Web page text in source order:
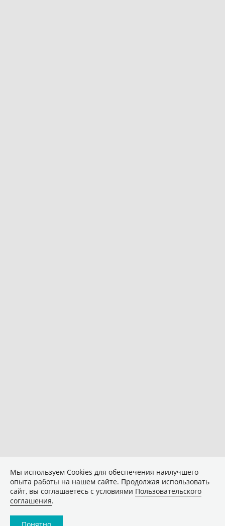
Мы используем Сookies для обеспечения наилучшего
опыта работы на нашем сайте. Продолжая использовать
сайт, вы соглашаетесь с условиями Пользовательского
соглашения.